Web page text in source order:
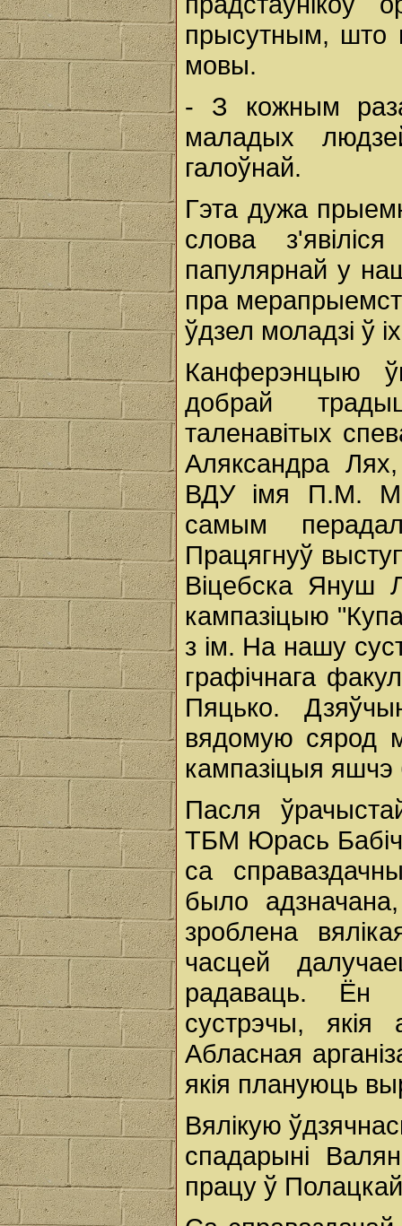
прысутным, што
мовы.
- З кожным
маладых
галоўнай.
Гэта дужа
слова
папулярнай у
пра
ўдзел моладзі ў
Канферэнцыю
добрай
таленавітых
Аляксандра Лях,
ВДУ імя П.М.
самым
Працягнуў
Віцебска Януш
кампазіцыю
з ім. На нашу
графічнага
Пяцько.
вядомую сярод
кампазіцыя
Пасля
ТБМ Юрась Бабіч
са
было
зроблена
часцей
радаваць. Ён
сустрэчы,
Абласная
якія плануюць
Вялікую
спадарыні
працу ў